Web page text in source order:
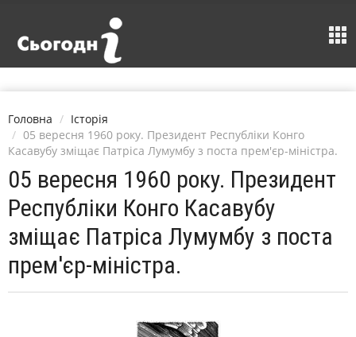
Головна
Історія
05 вересня 1960 року. Президент Республіки Конго
Касавубу зміщає Патріса Лумумбу з поста прем'єр-міністра.
05 вересня 1960 року. Президент
Республіки Конго Касавубу
зміщає Патріса Лумумбу з поста
прем'єр-міністра.